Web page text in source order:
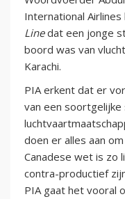
International
Linedat een jonge
boord was van
Karachi.
PIA erkent dat er
van een soortgelijke
doen er alles aan
Canadese wet is zo
contra-productief
PIA gaat het vooral